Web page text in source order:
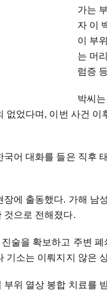
가는
자 이
이 부
는 머
럼증
박씨
없었다며, 이번 사건
어 대화를 들은 직후
에 출동했다. 가해 남
것으로 전해졌다.
술을 확보하고 주변
기소는 이뤄지지 않은
위 열상 봉합 치료를